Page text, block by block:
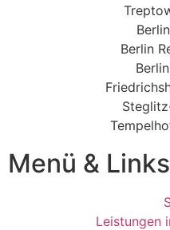
Berlin
Menü & Links
Leistungen